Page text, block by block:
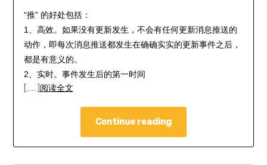
“推” 的好处包括：
1、高效。如果没有更新发生，不会有任何更新消息推送的
动作，即每次消息推送都发生在确确实实的更新事件之后，
都是有意义的。
2、实时。事件发生后的第一时间
[……] 阅读全文
Continue reading